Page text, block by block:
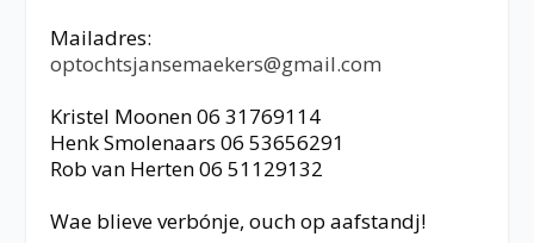
Mailadres:
optochtsjansemaekers@gmail.com
Kristel Moonen 06 31769114
Henk Smolenaars 06 53656291
Rob van Herten 06 51129132
Wae blieve verbónje, ouch op aafstandj!